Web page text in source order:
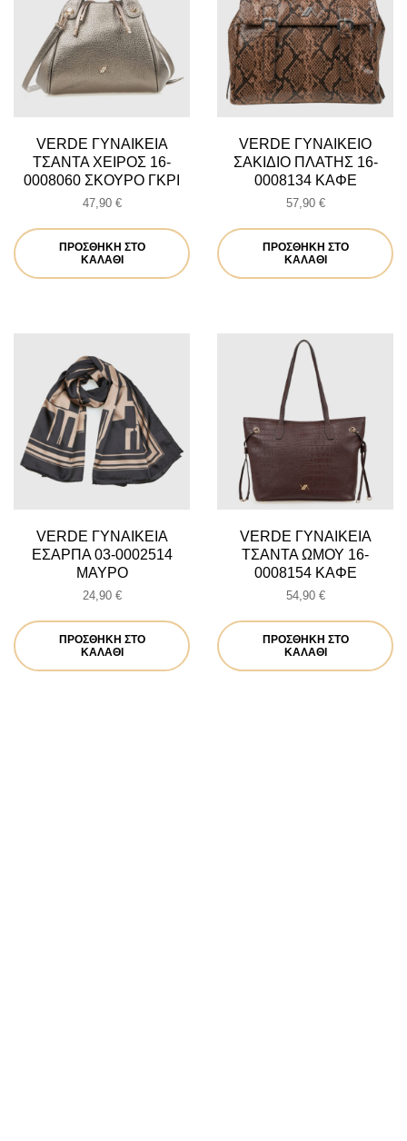
VERDE ΓΥΝΑΙΚΕΙΑ
ΤΣΑΝΤΑ ΧΕΙΡΟΣ 16-
0008060 ΣΚΟΥΡΟ ΓΚΡΙ
47,90 €
ΠΡΟΣΘΉΚΗ ΣΤΟ
ΚΑΛΆΘΙ
VERDE ΓΥΝΑΙΚΕΙΟ
ΣΑΚΙΔΙΟ ΠΛΑΤΗΣ 16-
0008134 ΚΑΦΕ
57,90 €
ΠΡΟΣΘΉΚΗ ΣΤΟ
ΚΑΛΆΘΙ
VERDE ΓΥΝΑΙΚΕΙΑ
ΕΣΑΡΠΑ 03-0002514
ΜΑΥΡΟ
24,90 €
ΠΡΟΣΘΉΚΗ ΣΤΟ
ΚΑΛΆΘΙ
VERDE ΓΥΝΑΙΚΕΙΑ
ΤΣΑΝΤΑ ΩΜΟΥ 16-
0008154 ΚΑΦΕ
54,90 €
ΠΡΟΣΘΉΚΗ ΣΤΟ
ΚΑΛΆΘΙ